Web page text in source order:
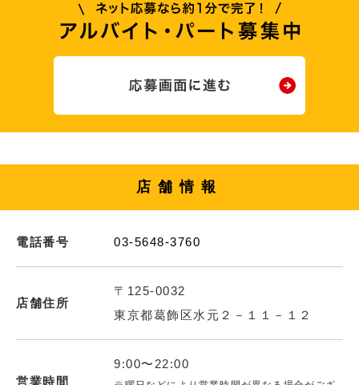
店舗情報
電話番号 03-5648-3760
店舗住所
〒125-0032
東京都葛飾区水元２－１１－１２
営業時間
9:00〜22:00